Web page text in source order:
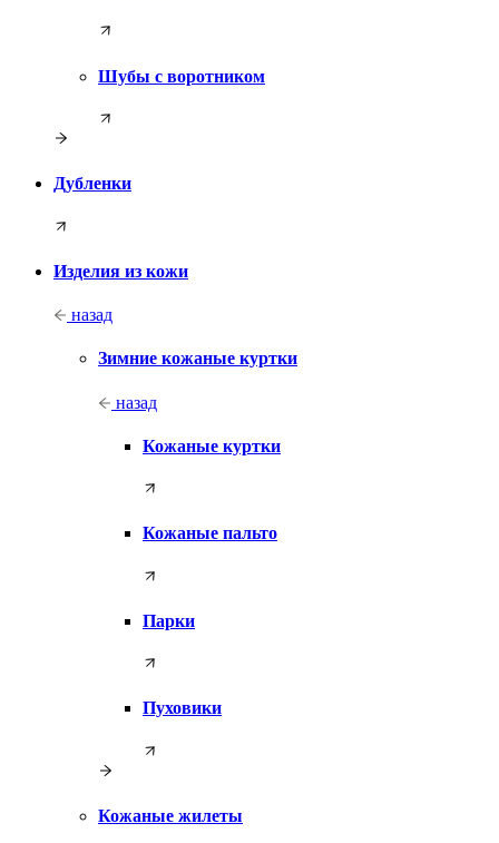
Шубы с воротником
Дубленки
Изделия из кожи
назад
Зимние кожаные куртки
назад
Кожаные куртки
Кожаные пальто
Парки
Пуховики
Кожаные жилеты